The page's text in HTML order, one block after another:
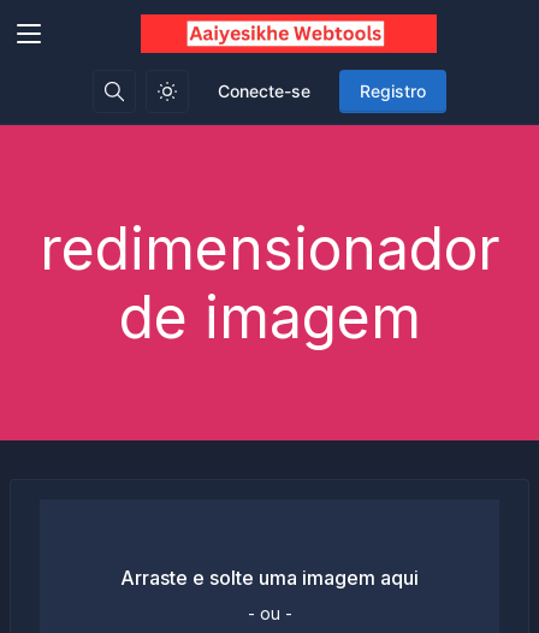
Conecte-se Registro
redimensionador
de imagem
Arraste e solte uma imagem aqui
- ou -